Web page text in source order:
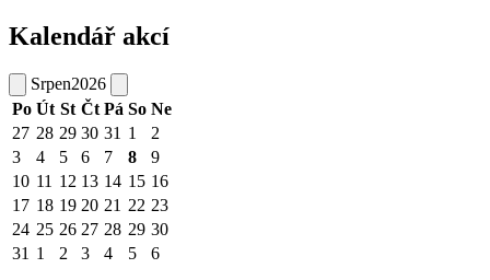
Kalendář akcí
Srpen2026
Po Út St Čt Pá So Ne
27 28 29 30 31 1
2
3
4 5 6 7 8
9
10 11 12 13 14 15 16
17 18 19 20 21 22 23
24 25 26 27 28 29 30
31 1 2 3 4 5 6